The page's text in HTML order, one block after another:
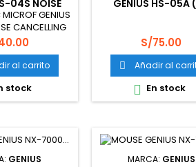
04S NOISE
BLUE
GENIUS
CANCELLING
al carrito
stock
GENIUS HS-05A
Precio
S/75.00
 Añadir al
 En stock
GENIUS MARCA: GENIUS